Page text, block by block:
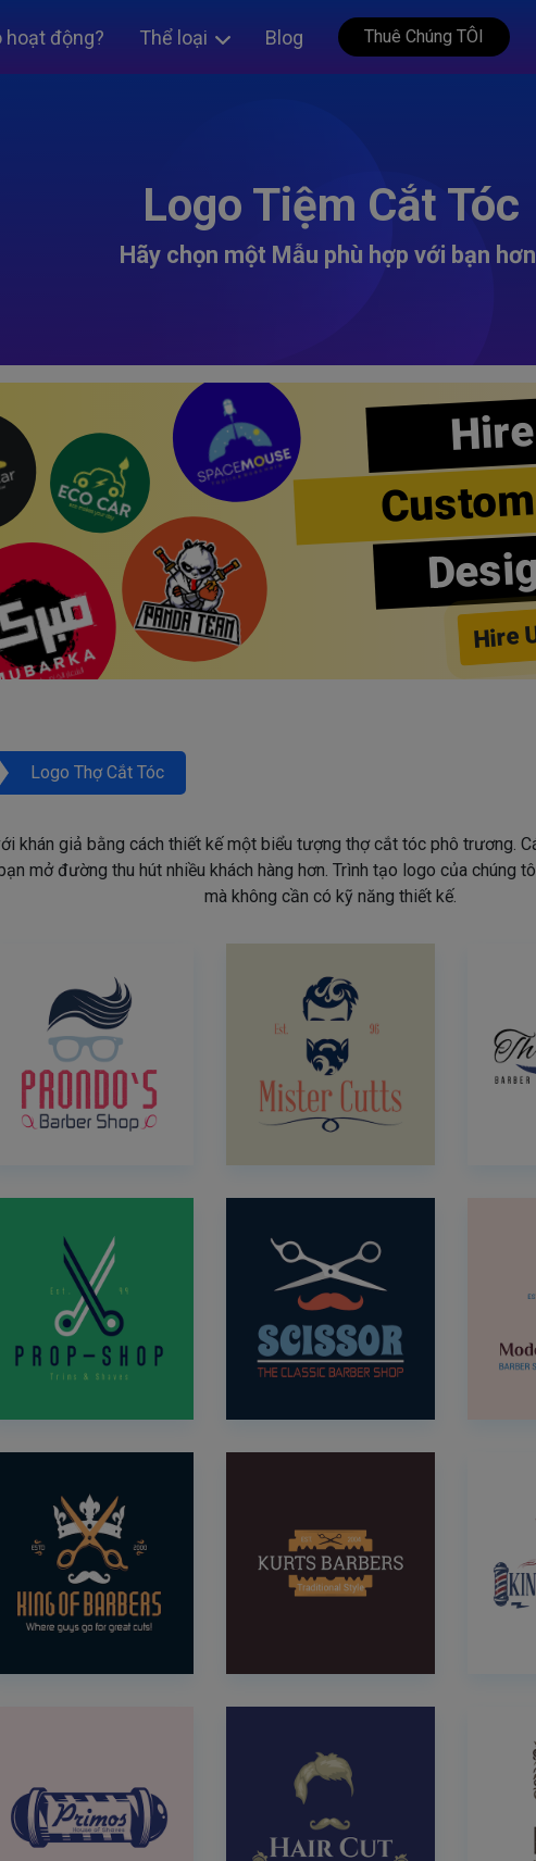
hoạt động? Thể loại Blog Thuê Chúng TÔI
Logo Tiệm Cắt Tóc
Hãy chọn một Mẫu phù hợp với bạn
Hire
Logo Thợ Cắt Tóc
khán giả bằng cách thiết kế một biểu tượng thợ cắt tóc phô trương.
mở đường thu hút nhiều khách hàng hơn. Trình tạo logo của chúng
mà không cần có kỹ năng thiết kế.